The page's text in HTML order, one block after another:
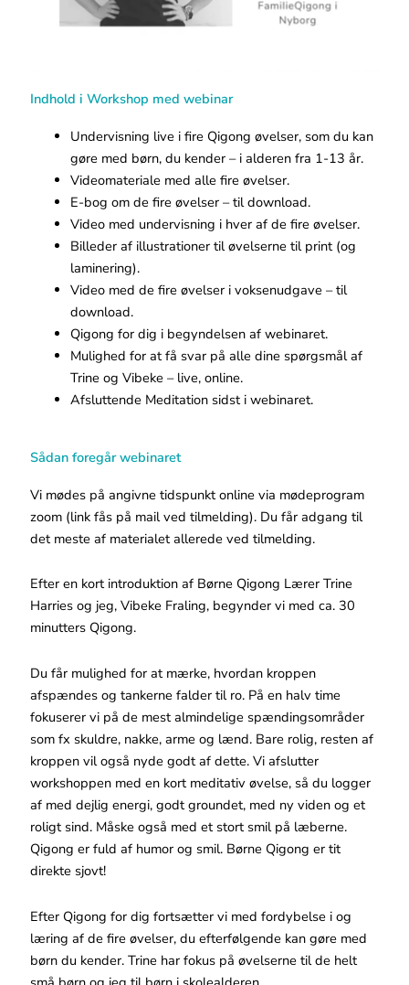
Indhold i Workshop med webinar
Undervisning live i fire Qigong øvelser, som du kan
gøre med børn, du kender – i alderen fra 1-13 år.
Videomateriale med alle fire øvelser.
E-bog om de fire øvelser – til download.
Video med undervisning i hver af de fire øvelser.
Billeder af illustrationer til øvelserne til print (og
laminering).
Video med de fire øvelser i voksenudgave – til
download.
Qigong for dig i begyndelsen af webinaret.
Mulighed for at få svar på alle dine spørgsmål af
Trine og Vibeke – live, online.
Afsluttende Meditation sidst i webinaret.
Sådan foregår webinaret
Vi mødes på angivne tidspunkt online via mødeprogram
zoom (link fås på mail ved tilmelding). Du får adgang til
det meste af materialet allerede ved tilmelding.
Efter en kort introduktion af Børne Qigong Lærer Trine
Harries og jeg, Vibeke Fraling, begynder vi med ca. 30
minutters Qigong.
Du får mulighed for at mærke, hvordan kroppen
afspændes og tankerne falder til ro. På en halv time
fokuserer vi på de mest almindelige spændingsområder
som fx skuldre, nakke, arme og lænd. Bare rolig, resten af
kroppen vil også nyde godt af dette. Vi afslutter
workshoppen med en kort meditativ øvelse, så du logger
af med dejlig energi, godt groundet, med ny viden og et
roligt sind. Måske også med et stort smil på læberne.
Qigong er fuld af humor og smil. Børne Qigong er tit
direkte sjovt!
Efter Qigong for dig fortsætter vi med fordybelse i og
læring af de fire øvelser, du efterfølgende kan gøre med
børn du kender. Trine har fokus på øvelserne til de helt